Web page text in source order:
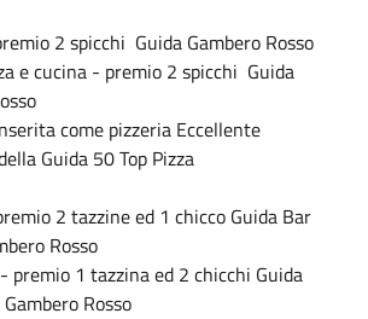
2 spicchi Guida Gambero Rosso
e cucina - premio 2 spicchi Guida
come pizzeria Eccellente
Guida 50 Top Pizza
2 tazzine ed 1 chicco Guida Bar
Rosso
premio 1 tazzina ed 2 chicchi Guida
Rosso